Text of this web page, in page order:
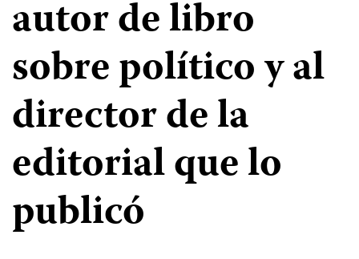
autor de libro
sobre político y al
director de la
editorial que lo
publicó